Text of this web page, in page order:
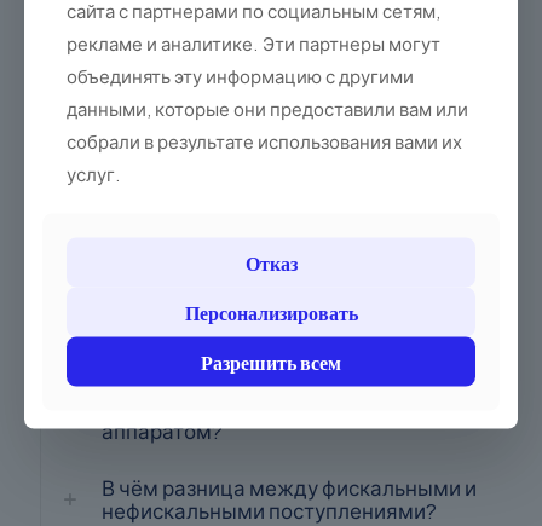
называемый резервный кассовый
аппарат)?
До какого времени я могу
пользоваться кассовым аппаратом с
электронной копией?
Как аннулировать чек? Как оформить
возврат средств на кассе?
В чём разница между бумажным,
аппаратом?
В чём разница между фискальными и
нефискальными поступлениями?
сайта с партнерами по социальным сетям,
рекламе и аналитике. Эти партнеры могут
объединять эту информацию с другими
данными, которые они предоставили вам или
собрали в результате использования вами их
услуг.
Отказ
Персонализировать
Разрешить всем